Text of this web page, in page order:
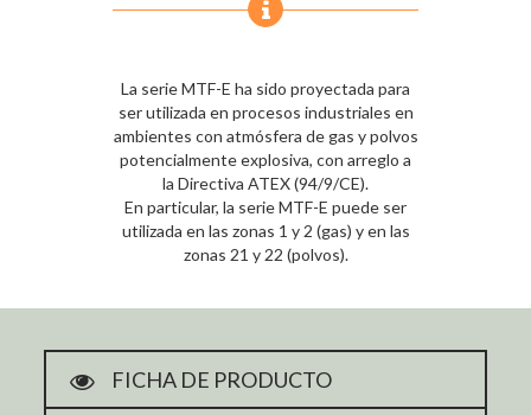
La serie MTF-E ha sido proyectada para
ser utilizada en procesos industriales en
ambientes con atmósfera de gas y polvos
potencialmente explosiva, con arreglo a
la Directiva ATEX (94/9/CE).
En particular, la serie MTF-E puede ser
utilizada en las zonas 1 y 2 (gas) y en las
zonas 21 y 22 (polvos).
FICHA DE PRODUCTO